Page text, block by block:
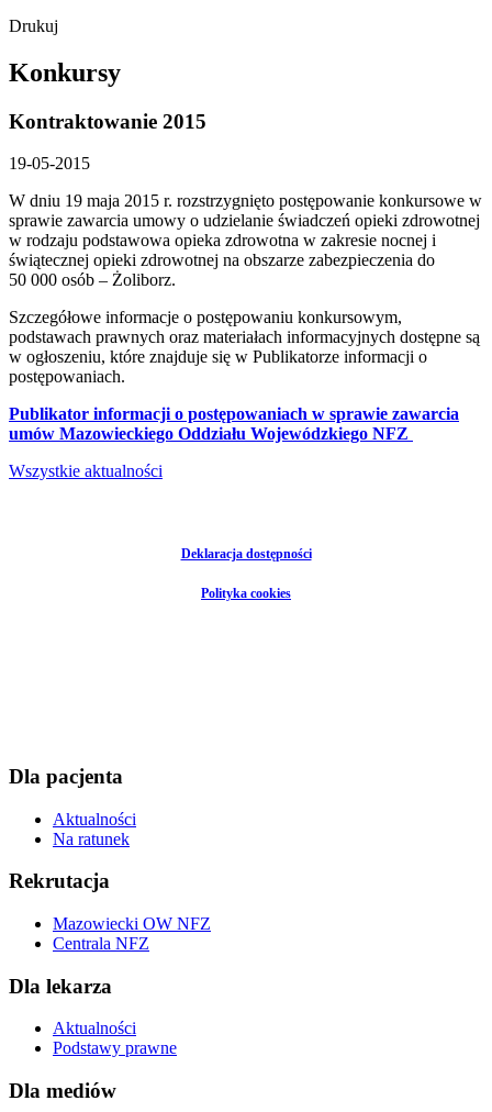
Drukuj
Konkursy
Kontraktowanie 2015
19-05-2015
W dniu 19 maja 2015 r. rozstrzygnięto postępowanie konkursowe w
sprawie zawarcia umowy o udzielanie świadczeń opieki zdrowotnej
w rodzaju podstawowa opieka zdrowotna w zakresie nocnej i
świątecznej opieki zdrowotnej na obszarze zabezpieczenia do
50 000 osób – Żoliborz.
Szczegółowe informacje o postępowaniu konkursowym,
podstawach prawnych oraz materiałach informacyjnych dostępne są
w ogłoszeniu, które znajduje się w Publikatorze informacji o
postępowaniach.
Publikator informacji o postępowaniach w sprawie zawarcia
umów Mazowieckiego Oddziału Wojewódzkiego NFZ
Wszystkie aktualności
Deklaracja dostępności
Polityka cookies
Dla pacjenta
Aktualności
Na ratunek
Rekrutacja
Mazowiecki OW NFZ
Centrala NFZ
Dla lekarza
Aktualności
Podstawy prawne
Dla mediów